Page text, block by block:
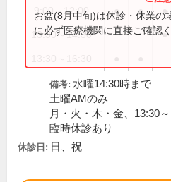
9:00～12:00 ● ● ●
13:30～14:30 ●
お盆(8月中旬)は休診・休業の
に必ず医療機関に直接ご確認く
備考: 水曜14:30時まで
土曜AMのみ
月・火・木・金、13:30
臨時休診あり
休診日: 日、祝